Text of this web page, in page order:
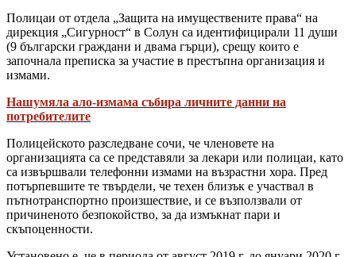
Полицаи от отдела „Защита на имуществените права“ на
дирекция „Сигурност“ в Солун са идентифицирали 11 души
(9 български граждани и двама гърци), срещу които е
започнала преписка за участие в престъпна организация и
измами.
Нашумяла ало-измама събира личните данни на
потребителите
Полицейското разследване сочи, че членовете на
организацията са се представяли за лекари или полицаи, като
са извършвали телефонни измами на възрастни хора. Пред
потърпевшите те твърдели, че техен близък е участвал в
пътнотранспортно произшествие, и се възползвали от
причиненото безпокойство, за да измъкнат пари и
скъпоценности.